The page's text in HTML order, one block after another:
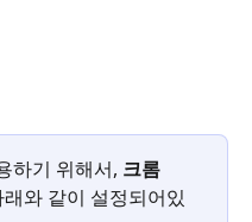
하기 위해서, 크롬
와 같이 설정되어있